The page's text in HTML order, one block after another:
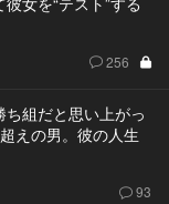
256
組だと思い上がっ
えの男。彼の人生
93